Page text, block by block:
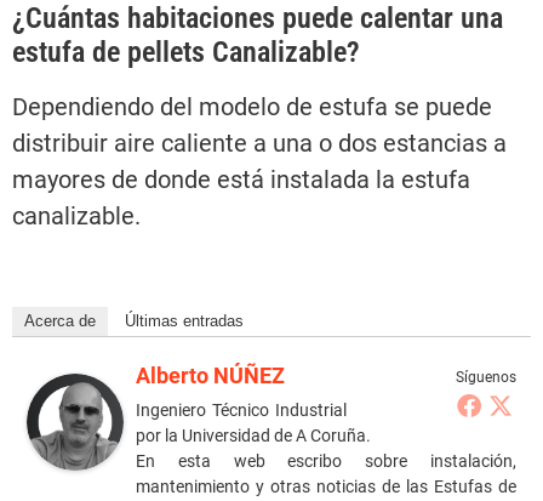
¿Cuántas habitaciones puede calentar una
estufa de pellets Canalizable?
Dependiendo del modelo de estufa se puede
distribuir aire caliente a una o dos estancias a
mayores de donde está instalada la estufa
canalizable.
Acerca de Últimas entradas
Síguenos
Alberto NÚÑEZ
Ingeniero Técnico Industrial
por la Universidad de A Coruña.
En esta web escribo sobre instalación,
mantenimiento y otras noticias de las Estufas de